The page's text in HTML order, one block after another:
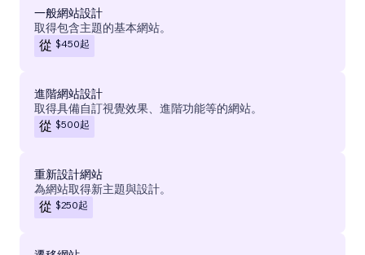
一般網站設計
取得包含主題的基本網站。
從 $450起
進階網站設計
取得具備自訂視覺效果、進階功能等的網站。
從 $500起
重新設計網站
為網站取得新主題與設計。
從 $250起